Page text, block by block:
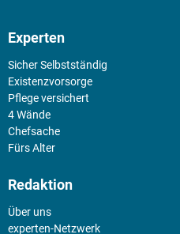
Experten
Sicher Selbstständig
Existenz­vorsorge
Pflege versichert
4 Wände
Chefsache
Fürs Alter
Redaktion
Über uns
experten-Netzwerk